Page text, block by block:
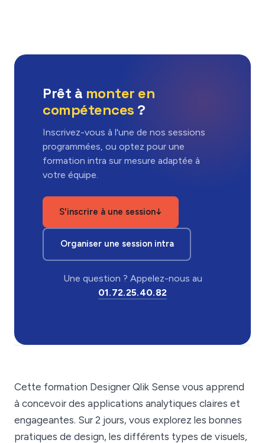
Prêt à monter en
compétences ?
Inscrivez-vous à l'une de nos sessions
programmées, ou optez pour une
formation intra sur mesure adaptée à
votre équipe.
S'inscrire à une session↓
Organiser une session intra
Une question ? Appelez-nous au
01.72.25.40.82
Cette formation Designer Qlik Sense vous apprend
à concevoir des applications analytiques claires et
engageantes. Sur 2 jours, vous explorez les bonnes
pratiques de design, les différents types de visuels,